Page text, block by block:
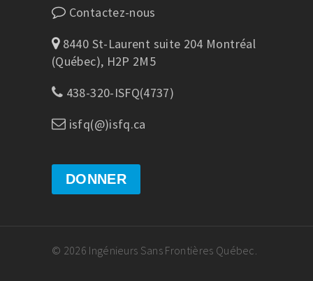
Contactez-nous
8440 St-Laurent suite 204 Montréal
(Québec), H2P 2M5
438-320-ISFQ(4737)
isfq(@)isfq.ca
DONNER
© 2026 Ingénieurs Sans Frontières Québec.